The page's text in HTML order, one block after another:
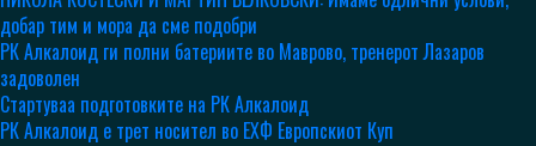
добар тим и мора да сме подобри
РК Алкалоид ги полни батериите во Маврово, тренерот Лазаров
задоволен
Стартуваа подготовките на РК Алкалоид
РК Алкалоид е трет носител во ЕХФ Европскиот Куп